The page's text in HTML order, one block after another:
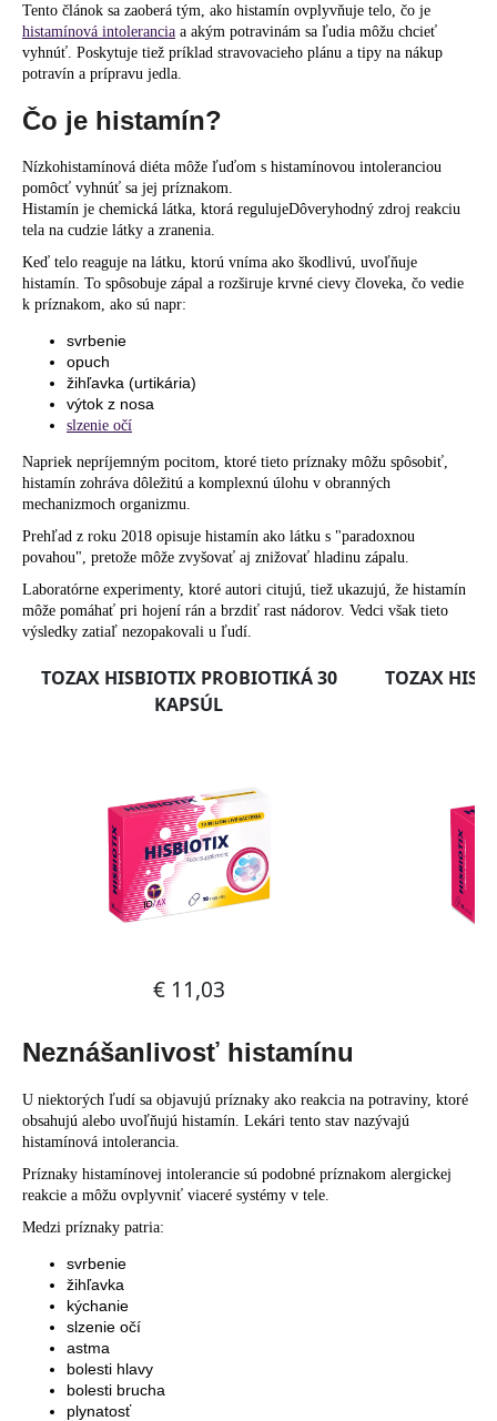
Tento článok sa zaoberá tým, ako histamín ovplyvňuje telo, čo je
histamínová intolerancia a akým potravinám sa ľudia môžu chcieť
vyhnúť. Poskytuje tiež príklad stravovacieho plánu a tipy na nákup
potravín a prípravu jedla.
Čo je histamín?
Nízkohistamínová diéta môže ľuďom s histamínovou intoleranciou
pomôcť vyhnúť sa jej príznakom.
Histamín je chemická látka, ktorá regulujeDôveryhodný zdroj reakciu
tela na cudzie látky a zranenia.
Keď telo reaguje na látku, ktorú vníma ako škodlivú, uvoľňuje
histamín. To spôsobuje zápal a rozširuje krvné cievy človeka, čo vedie
k príznakom, ako sú napr:
svrbenie
opuch
žihľavka (urtikária)
výtok z nosa
slzenie očí
Napriek nepríjemným pocitom, ktoré tieto príznaky môžu spôsobiť,
histamín zohráva dôležitú a komplexnú úlohu v obranných
mechanizmoch organizmu.
Prehľad z roku 2018 opisuje histamín ako látku s "paradoxnou
povahou", pretože môže zvyšovať aj znižovať hladinu zápalu.
Laboratórne experimenty, ktoré autori citujú, tiež ukazujú, že histamín
môže pomáhať pri hojení rán a brzdiť rast nádorov. Vedci však tieto
výsledky zatiaľ nezopakovali u ľudí.
Neznášanlivosť histamínu
U niektorých ľudí sa objavujú príznaky ako reakcia na potraviny, ktoré
obsahujú alebo uvoľňujú histamín. Lekári tento stav nazývajú
histamínová intolerancia.
Príznaky histamínovej intolerancie sú podobné príznakom alergickej
reakcie a môžu ovplyvniť viaceré systémy v tele.
Medzi príznaky patria:
svrbenie
žihľavka
kýchanie
slzenie očí
astma
bolesti hlavy
bolesti brucha
plynatosť
O
d
o
ú
č
a
e